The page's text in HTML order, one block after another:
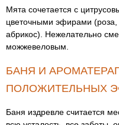
Мята сочетается с
цветочными эфирами (роза,
абрикос). Нежелательно
можжевеловым.
БАНЯ И
ПОЛОЖИТЕЛЬНЫХ
Баня издревле считается